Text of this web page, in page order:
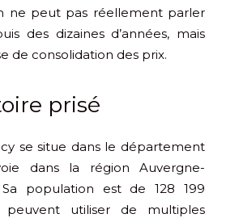
ne peut pas réellement parler
des dizaines d’années, mais
de consolidation des prix.
prisé
se situe dans le département
dans la région Auvergne-
Sa population est de 128 199
peuvent utiliser de multiples